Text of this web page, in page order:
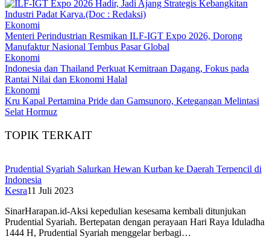
Ekonomi
Menteri Perindustrian Resmikan ILF-IGT Expo 2026, Dorong
Manufaktur Nasional Tembus Pasar Global
Ekonomi
Indonesia dan Thailand Perkuat Kemitraan Dagang, Fokus pada
Rantai Nilai dan Ekonomi Halal
Ekonomi
Kru Kapal Pertamina Pride dan Gamsunoro, Ketegangan Melintasi
Selat Hormuz
TOPIK TERKAIT
Prudential Syariah Salurkan Hewan Kurban ke Daerah Terpencil di
Indonesia
Kesra11 Juli 2023
SinarHarapan.id-Aksi kepedulian kesesama kembali ditunjukan
Prudential Syariah. Bertepatan dengan perayaan Hari Raya Iduladha
1444 H, Prudential Syariah menggelar berbagi…